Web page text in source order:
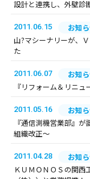
設計と連携し、外壁診
2011.06.15
お知
山?マシーナリーが、
た
2011.06.07
お知
『リフォーム＆リニ
2011.05.16
お知
『通信測機営業部』
組織改正～
2011.04.28
お知
ＫＵＭＯＮＯＳの関